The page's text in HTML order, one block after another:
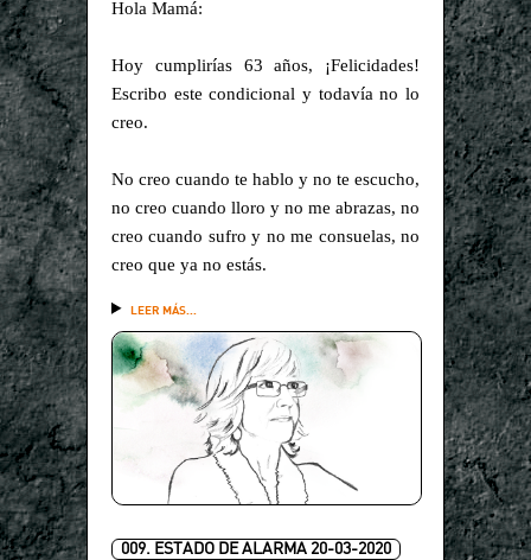
Hola Mamá:
Hoy cumplirías 63 años, ¡Felicidades!
Escribo este condicional y todavía no lo
creo.
No creo cuando te hablo y no te escucho,
no creo cuando lloro y no me abrazas, no
creo cuando sufro y no me consuelas, no
creo que ya no estás.
LEER MÁS...
009. ESTADO DE ALARMA 20-03-2020